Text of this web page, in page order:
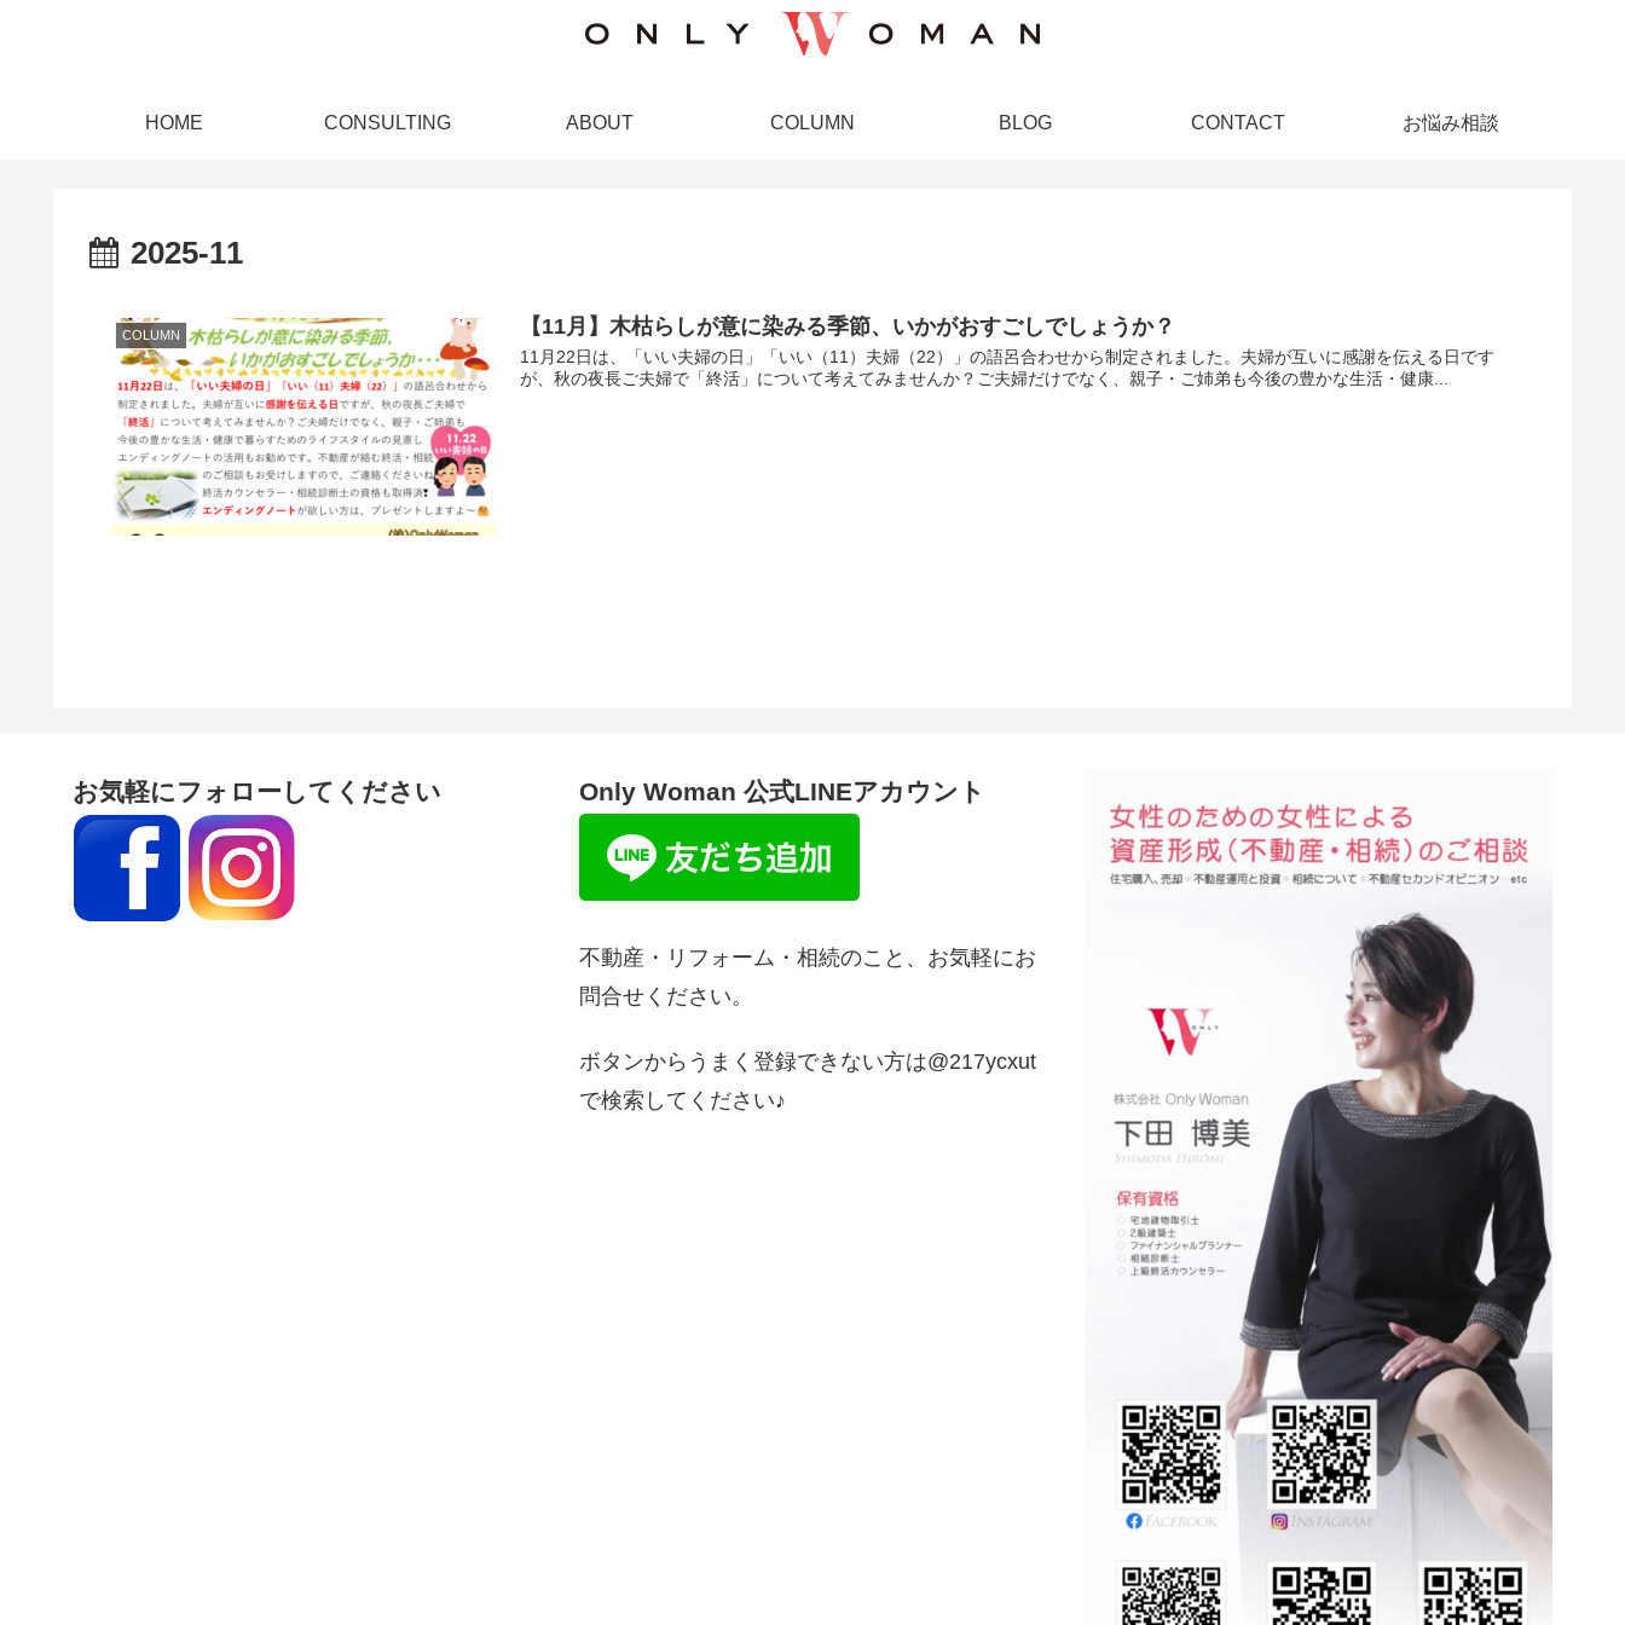
HOME CONSULTING ABOUT COLUMN BLOG CONTACT お悩み相談
2025-11
COLUMN 【11月】木枯らしが意に染みる季節、いかがおすごしでしょうか？
11月22日は、「いい夫婦の日」「いい（11）夫婦（22）」の語呂合わせから制定されました。夫婦が互いに感謝を伝える日です
が、秋の夜長ご夫婦で「終活」について考えてみませんか？ご夫婦だけでなく、親子・ご姉弟も今後の豊かな生活・健康...
お気軽にフォローしてください Only Woman 公式LINEアカウント
不動産・リフォーム・相続のこと、お気軽にお
問合せください。
ボタンからうまく登録できない方は@217ycxut
で検索してください♪